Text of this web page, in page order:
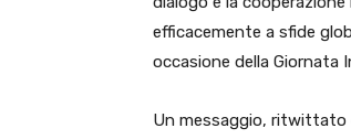
efficacemente a sfide
occasione della Giornata
Un messaggio, ritwittato